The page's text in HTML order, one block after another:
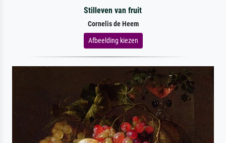
Stilleven van fruit
Cornelis de Heem
Afbeelding kiezen